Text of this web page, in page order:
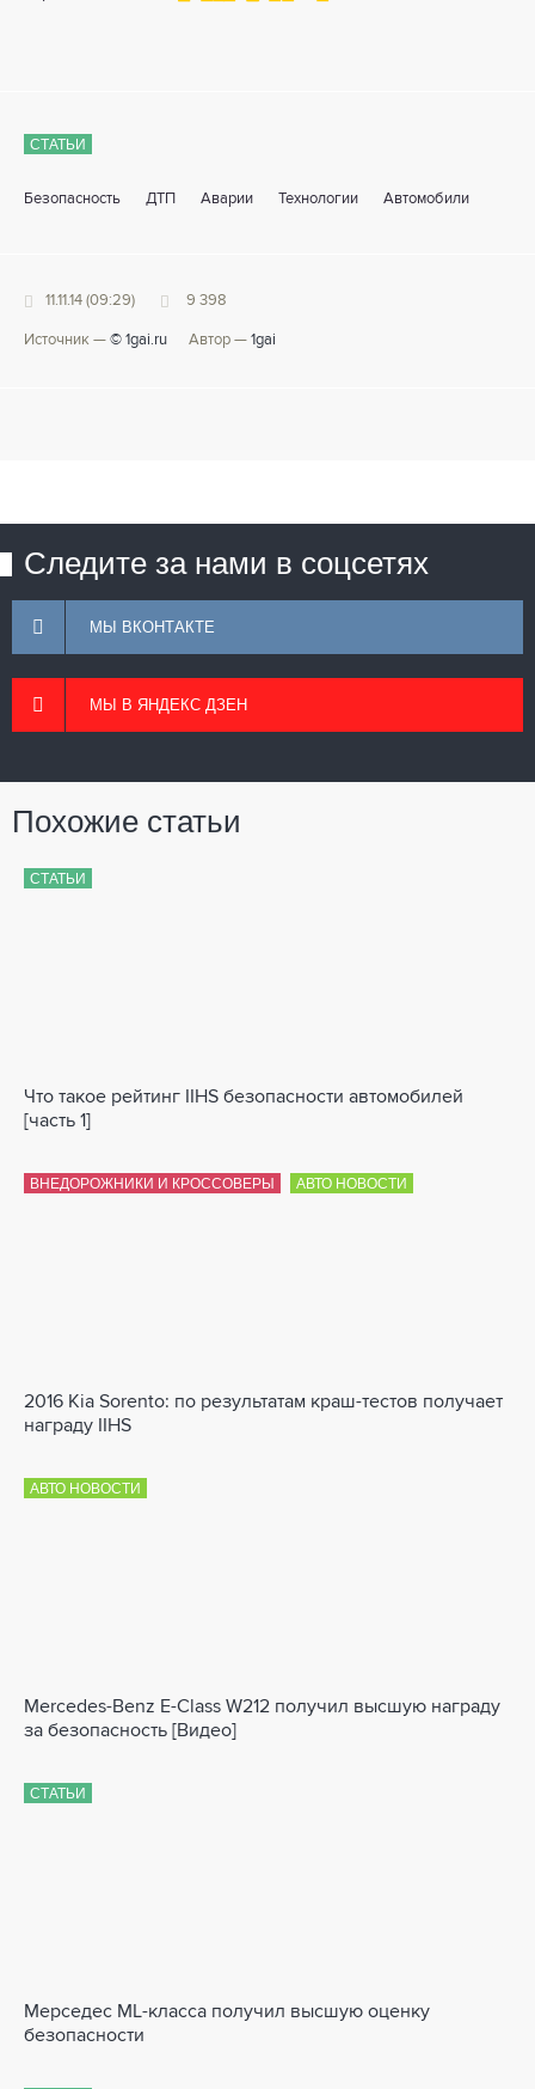
СТАТЬИ
Безопасность ДТП Аварии Технологии Автомобили
11.11.14 (09:29) 9 398
Источник — © 1gai.ru Автор — 1gai
Следите за нами в соцсетях
МЫ ВКОНТАКТЕ
МЫ В ЯНДЕКС ДЗЕН
Похожие статьи
СТАТЬИ
Что такое рейтинг IIHS безопасности автомобилей
[часть 1]
ВНЕДОРОЖНИКИ И КРОССОВЕРЫ АВТО НОВОСТИ
2016 Kia Sorento: по результатам краш-тестов получает
награду IIHS
АВТО НОВОСТИ
Mercedes-Benz E-Class W212 получил высшую награду
за безопасность [Видео]
СТАТЬИ
Мерседес ML-класса получил высшую оценку
безопасности